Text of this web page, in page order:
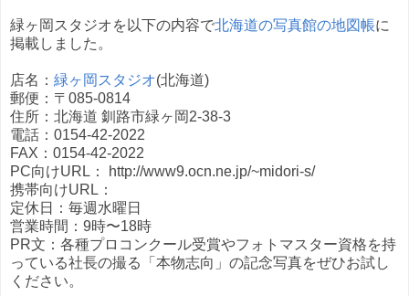
緑ヶ岡スタジオを以下の内容で北海道の写真館の地図帳に
掲載しました。
店名： 緑ヶ岡スタジオ(北海道)
郵便：〒085-0814
住所：北海道 釧路市緑ヶ岡2-38-3
電話：0154-42-2022
FAX：0154-42-2022
PC向けURL： http://www9.ocn.ne.jp/~midori-s/
携帯向けURL：
定休日：毎週水曜日
営業時間：9時〜18時
PR文：各種プロコンクール受賞やフォトマスター資格を持
っている社長の撮る「本物志向」の記念写真をぜひお試し
ください。